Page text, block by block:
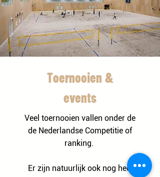
Toernooien &
events
Veel toernooien vallen onder de
de Nederlandse Competitie of
ranking.
Er zijn natuurlijk ook nog heel